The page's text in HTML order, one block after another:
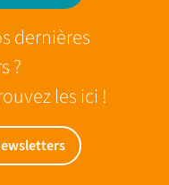
dernières
?
les ici !